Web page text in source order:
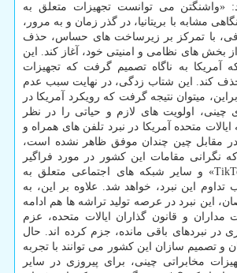
«واشنگتن می توانست تجهیزات متعلق به
مشابه با بریتانیا، در گذر زمان و به مرور،
با تمرکز بر زیرساخت های حساس، حذف
بخش های نظامی و امنیتی خود، آغاز کند. این
به ناگاه تصمیم گرفت که تجهیزات
کند. این شتاب زدگی، در نهایت سبب عدم
میتوان نتیجه گرفت که رویکرد آمریکا در
چینی، اولویت های لازم و حیاتی را در نظر
متحده آمریکا در نبرد تلفن های همراه و
در مقابل چین چندان موفق ظاهر نشده است،
نگرانی مقامات این کشور در مورد فراگیر
شدن پلت فرم «TikTok» و سایر شبکه های اجتماعی متعلق به
این نبرد، خواهد شد. علاوه بر این، به
این نبرد در عرصه تولید تراشه ها هم ادامه
و قانون گذاران ایالات متحده، عزم
در نبردهای باقی مانده، جزم کرده اند. حال
و تصمیم سازان این کشور می توانند با تجربه
مخابراتی چینی، برای پیروزی در سایر